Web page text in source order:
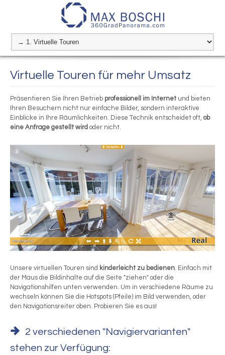
Virtuelle Touren für mehr Umsatz
Präsentieren Sie Ihren Betrieb professionell im Internet und bieten
Ihren Besuchern nicht nur einfache Bilder, sondern interaktive
Einblicke in Ihre Räumlichkeiten. Diese Technik entscheidet oft, ob
eine Anfrage gestellt wird oder nicht.
Unsere virtuellen Touren sind kinderleicht zu bedienen. Einfach mit
der Maus die Bildinhalte auf die Seite "ziehen" oder die
Navigationshilfen unten verwenden. Um in verschiedene Räume zu
wechseln können Sie die Hotspots (Pfeile) im Bild verwenden, oder
den Navigationsreiter oben. Probieren Sie es aus!
2 verschiedenen "Navigiervarianten"
stehen zur Verfügung: